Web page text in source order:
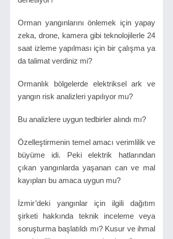
Orman yangınlarını önlemek için yapay
zeka, drone, kamera gibi teknolojilerle 24
saat izleme yapılması için bir çalışma ya
da talimat verdiniz mi?
Ormanlık bölgelerde elektriksel ark ve
yangın risk analizleri yapılıyor mu?
Bu analizlere uygun tedbirler alındı mı?
Özelleştirmenin temel amacı verimlilik ve
büyüme idi. Peki elektrik hatlarından
çıkan yangınlarda yaşanan can ve mal
kayıpları bu amaca uygun mu?
İzmir’deki yangınlar için ilgili dağıtım
şirketi hakkında teknik inceleme veya
soruşturma başlatıldı mı? Kusur ve ihmal